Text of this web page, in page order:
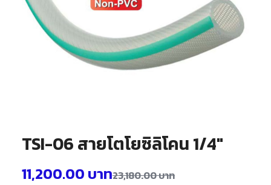
TSI-06 สายโตโยซิลิโคน 1/4″
23,180.00บาท
11,200.00 บาท